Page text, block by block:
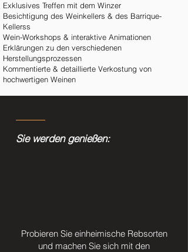
Exklusives Treffen mit dem Winzer
Besichtigung des Weinkellers & des Barrique-
Kellerss
Wein-Workshops & interaktive Animationen
Erklärungen zu den verschiedenen
Herstellungsprozessen
Kommentierte & detaillierte Verkostung von
hochwertigen Weinen
Sie werden genießen:
Probieren Sie einheimische Rebsorten
und machen Sie sich mit den